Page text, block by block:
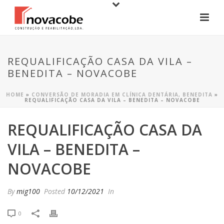
REQUALIFICAÇÃO CASA DA VILA –
BENEDITA – NOVACOBE
HOME » CONVERSÃO DE MORADIA EM CLÍNICA DENTÁRIA, BENEDITA »
REQUALIFICAÇÃO CASA DA VILA – BENEDITA – NOVACOBE
REQUALIFICAÇÃO CASA DA
VILA – BENEDITA –
NOVACOBE
Bymig100 Posted 10/12/2021 In
0